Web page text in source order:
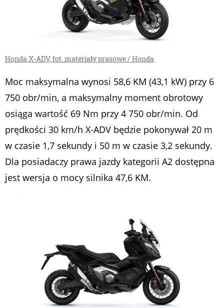
Honda X-ADV, fot. materiały prasowe / Honda
Moc maksymalna wynosi 58,6 KM (43,1 kW) przy 6
750 obr/min, a maksymalny moment obrotowy
osiąga wartość 69 Nm przy 4 750 obr/min. Od
prędkości 30 km/h X-ADV będzie pokonywał 20 m
w czasie 1,7 sekundy i 50 m w czasie 3,2 sekundy.
Dla posiadaczy prawa jazdy kategorii A2 dostępna
jest wersja o mocy silnika 47,6 KM.